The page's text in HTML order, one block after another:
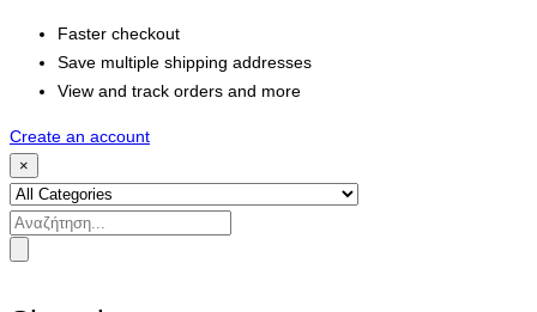
Faster checkout
Save multiple shipping addresses
View and track orders and more
Create an account
×
Search